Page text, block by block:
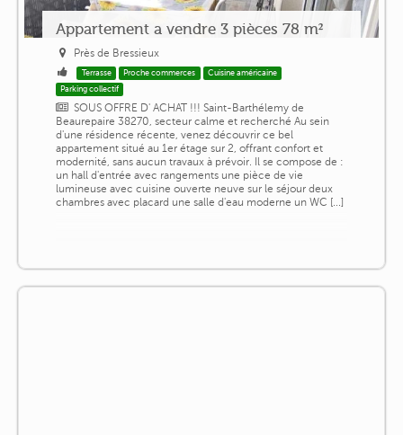
Appartement a vendre 3 pièces 78 m²
Près de Bressieux
Terrasse Proche commerces
Cuisine américaine
Parking collectif
SOUS OFFRE D' ACHAT !!! Saint-Barthélemy de
Beaurepaire 38270, secteur calme et recherché Au sein
d'une résidence récente, venez découvrir ce bel
appartement situé au 1er étage sur 2, offrant confort et
modernité, sans aucun travaux à prévoir. Il se compose de :
un hall d'entrée avec rangements une pièce de vie
lumineuse avec cuisine ouverte neuve sur le séjour deux
chambres avec placard une salle d'eau moderne un WC [...]